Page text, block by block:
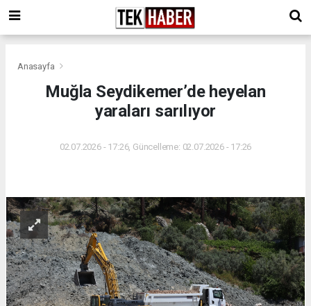
Anasayfa
Muğla Seydikemer’de heyelan
yaraları sarılıyor
02.07.2026 - 17:26, Güncelleme: 02.07.2026 - 17:26